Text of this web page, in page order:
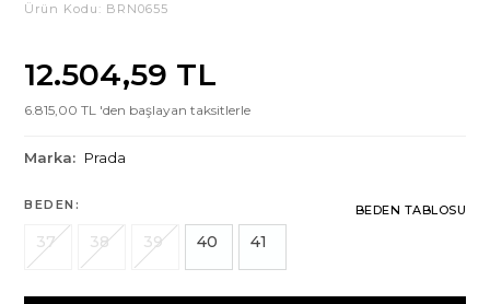
Ürün Kodu: BRN0655
12.504,59 TL
6.815,00 TL 'den başlayan taksitlerle
Marka: Prada
BEDEN: BEDEN TABLOSU
37 38 39 40 41